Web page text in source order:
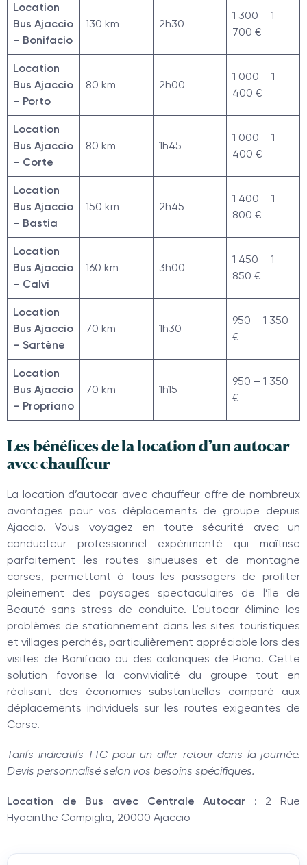
Location
Bus Ajaccio
– Bonifacio
130 km 2h30
1 300 – 1
700 €
Location
Bus Ajaccio
– Porto
80 km 2h00
1 000 – 1
400 €
Location
Bus Ajaccio
– Corte
80 km 1h45
1 000 – 1
400 €
Location
Bus Ajaccio
– Bastia
150 km 2h45
1 400 – 1
800 €
Location
Bus Ajaccio
– Calvi
160 km 3h00
1 450 – 1
850 €
Location
Bus Ajaccio
– Sartène
70 km 1h30
950 – 1 350
€
Location
Bus Ajaccio
– Propriano
70 km 1h15
950 – 1 350
€
Les bénéfices de la location d’un autocar
avec chauffeur
La location d’autocar avec chauffeur offre de nombreux
avantages pour vos déplacements de groupe depuis
Ajaccio. Vous voyagez en toute sécurité avec un
conducteur professionnel expérimenté qui maîtrise
parfaitement les routes sinueuses et de montagne
corses, permettant à tous les passagers de profiter
pleinement des paysages spectaculaires de l’île de
Beauté sans stress de conduite. L’autocar élimine les
problèmes de stationnement dans les sites touristiques
et villages perchés, particulièrement appréciable lors des
visites de Bonifacio ou des calanques de Piana. Cette
solution favorise la convivialité du groupe tout en
réalisant des économies substantielles comparé aux
déplacements individuels sur les routes exigeantes de
Corse.
Tarifs indicatifs TTC pour un aller-retour dans la journée.
Devis personnalisé selon vos besoins spécifiques.
Location de Bus avec Centrale Autocar : 2 Rue
Hyacinthe Campiglia, 20000 Ajaccio